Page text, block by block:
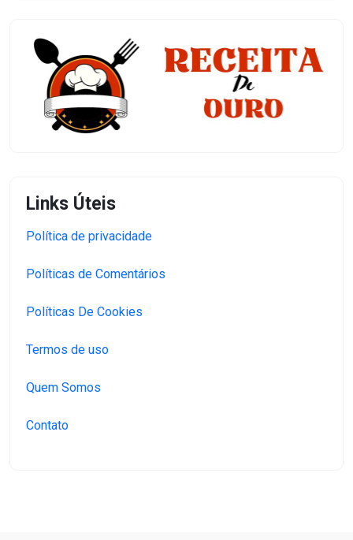
Links Úteis
Política de privacidade
Políticas de Comentários
Políticas De Cookies
Termos de uso
Quem Somos
Contato